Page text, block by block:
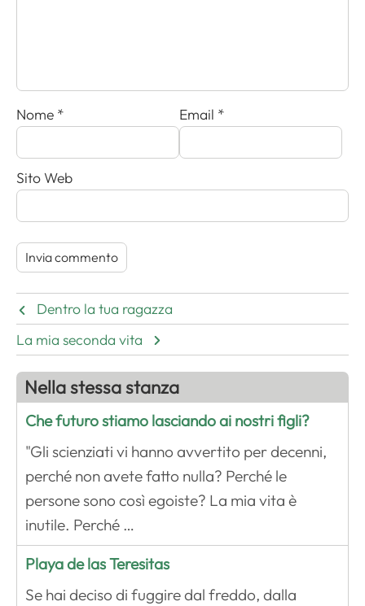
Nome * Email *
Sito Web
Dentro la tua ragazza
La mia seconda vita
Nella stessa stanza
Che futuro stiamo lasciando ai nostri figli?
"Gli scienziati vi hanno avvertito per decenni,
perché non avete fatto nulla? Perché le
persone sono così egoiste? La mia vita è
inutile. Perché …
Playa de las Teresitas
Se hai deciso di fuggire dal freddo, dalla